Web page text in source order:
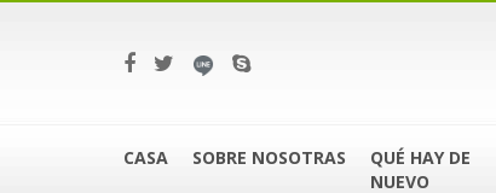
CASA SOBRE NOSOTRAS
QUÉ HAY DE
NUEVO